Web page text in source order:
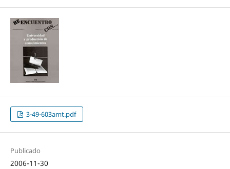
3-49-603amt.pdf
Publicado
2006-11-30